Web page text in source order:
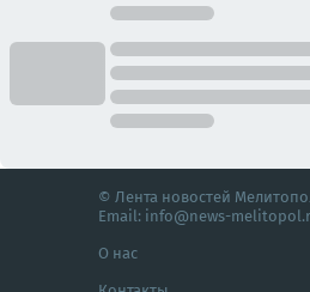
© Лента новостей
Email: info@news-
О нас